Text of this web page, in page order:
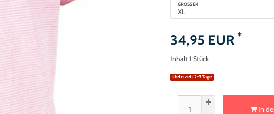
GRÖSSEN
34,95 EUR *
Inhalt1 Stück
Lieferzeit 2-3Tage
In